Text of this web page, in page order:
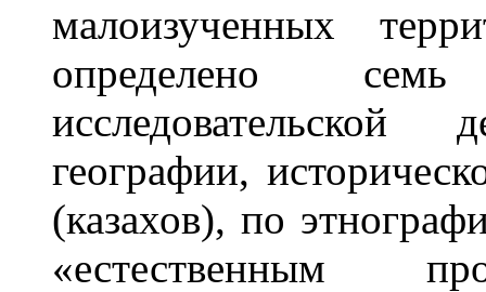
малоизученных
определено
географии,
(казахов), по
«естественным